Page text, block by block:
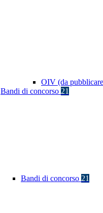
OIV (da
Bandi di concorso 21
Bandi di concorso 21